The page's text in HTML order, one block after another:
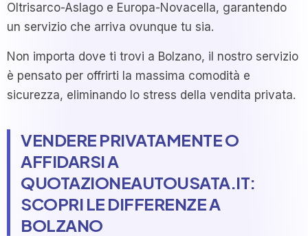
Oltrisarco-Aslago e Europa-Novacella, garantendo
un servizio che arriva ovunque tu sia.
Non importa dove ti trovi a Bolzano, il nostro servizio
è pensato per offrirti la massima comodità e
sicurezza, eliminando lo stress della vendita privata.
VENDERE PRIVATAMENTE O
AFFIDARSI A
QUOTAZIONEAUTOUSATA.IT:
SCOPRI LE DIFFERENZE A
BOLZANO